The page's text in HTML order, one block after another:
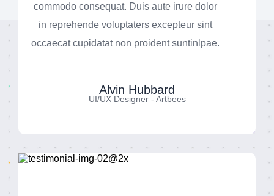
commodo consequat. Duis aute irure dolor
in reprehende voluptaters excepteur sint
occaecat cupidatat non proident suntinlpae.
Alvin Hubbard
UI/UX Designer - Artbees